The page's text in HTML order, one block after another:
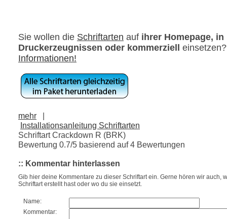
Sie wollen die Schriftarten auf ihrer Homepage, in
Druckerzeugnissen oder kommerziell
Informationen!
mehr
|
Installationsanleitung Schriftarten
Schriftart Crackdown R (BRK)
Bewertung 0.7/5 basierend auf4 Bewertungen
:: Kommentar hinterlassen
Gib hier deine Kommentare zu dieser Schriftart ein. Gerne hören wir auch,
Schriftart erstellt hast oder wo du sie einsetzt.
Name:
Kommentar: